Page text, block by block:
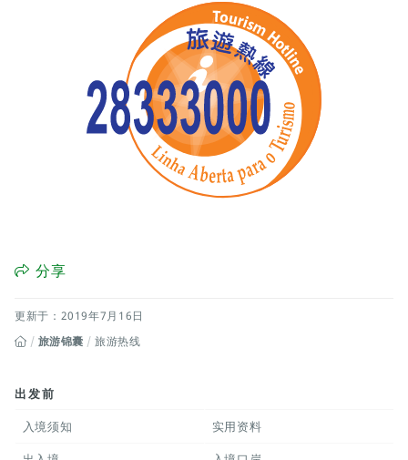
分享
更新于：2019年7月16日
旅游锦囊
旅游热线
出发前
入境须知
实用资料